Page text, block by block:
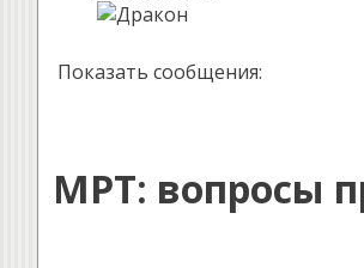
Показать сообщения:
МРТ: вопросы